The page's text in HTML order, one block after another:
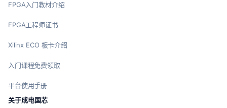
FPGA入门教材介绍
FPGA工程师证书
Xilinx ECO 板卡介绍
入门课程免费领取
平台使用手册
关于成电国芯